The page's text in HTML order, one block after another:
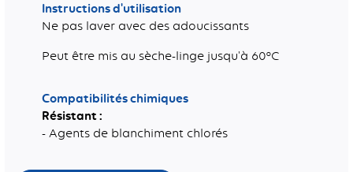
Instructions d'utilisation
Ne pas laver avec des adoucissants
Peut être mis au sèche-linge jusqu'à 60°C
Compatibilités chimiques
Résistant :
- Agents de blanchiment chlorés